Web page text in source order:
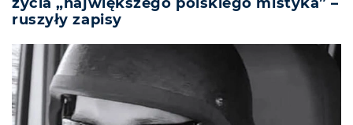
ruszyły zapisy